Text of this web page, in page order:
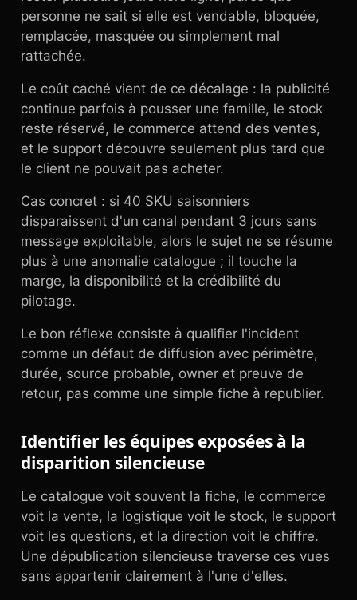
personne ne sait si elle est vendable, bloquée,
remplacée, masquée ou simplement mal
rattachée.
Le coût caché vient de ce décalage : la publicité
continue parfois à pousser une famille, le stock
reste réservé, le commerce attend des ventes,
et le support découvre seulement plus tard que
le client ne pouvait pas acheter.
Cas concret : si 40 SKU saisonniers
disparaissent d'un canal pendant 3 jours sans
message exploitable, alors le sujet ne se résume
plus à une anomalie catalogue ; il touche la
marge, la disponibilité et la crédibilité du
pilotage.
Le bon réflexe consiste à qualifier l'incident
comme un défaut de diffusion avec périmètre,
durée, source probable, owner et preuve de
retour, pas comme une simple fiche à republier.
Identifier les équipes exposées à la
disparition silencieuse
Le catalogue voit souvent la fiche, le commerce
voit la vente, la logistique voit le stock, le support
voit les questions, et la direction voit le chiffre.
Une dépublication silencieuse traverse ces vues
sans appartenir clairement à l'une d'elles.